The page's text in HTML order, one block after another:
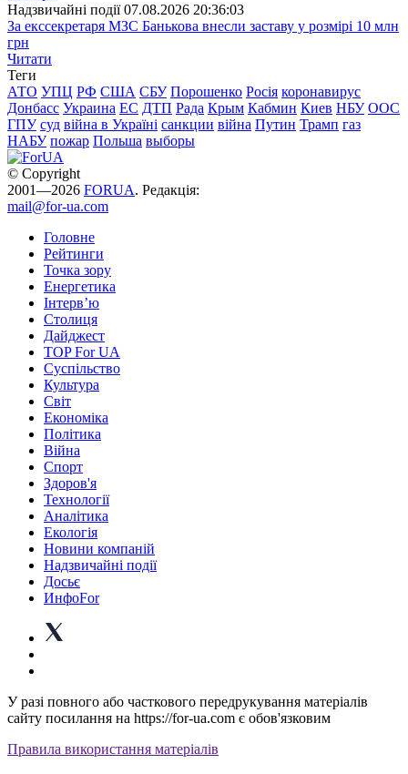
Надзвичайні події 07.08.2026 20:36:03
За екссекретаря МЗС Банькова внесли заставу у розмірі 10 млн
грн
Читати
Теги
АТО УПЦ РФ США СБУ Порошенко Росія коронавирус
Донбасс Украина ЕС ДТП Рада Крым Кабмин Киев НБУ ООС
ГПУ суд війна в Україні санкции війна Путин Трамп газ
НАБУ пожар Польша выборы
© Copyright
2001—2026 FORUA. Редакція:
mail@for-ua.com
Головне
Рейтинги
Точка зору
Енергетика
Інтерв’ю
Столиця
Дайджест
TOP For UA
Суспiльство
Культура
Світ
Економіка
Політика
Війна
Спорт
Здоров'я
Технології
Аналітика
Екологія
Новини компаній
Надзвичайні події
Досьє
ИнфоFor
У разі повного або часткового передрукування матеріалів
сайту посилання на https://for-ua.com є обов'язковим
Правила використання матеріалів